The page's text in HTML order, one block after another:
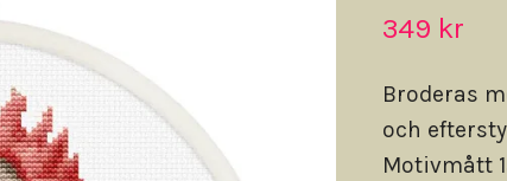
349 kr
Broderas
och
Motivmått